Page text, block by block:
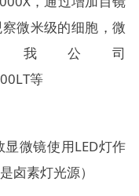
微米级的细胞，微
公司
等
微镜使用LED灯作
卤素灯光源）